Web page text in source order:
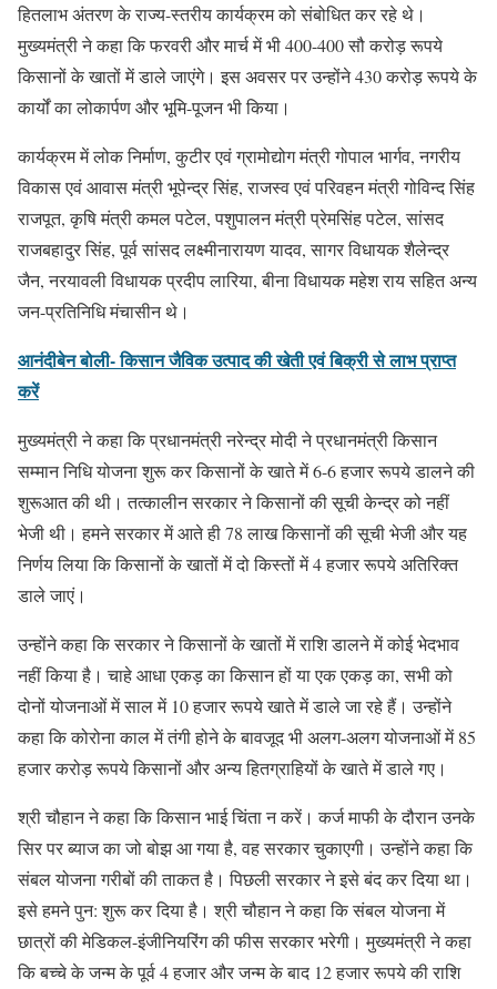
हितलाभ अंतरण के राज्य-स्तरीय कार्यक्रम को संबोधित कर रहे थे।
मुख्यमंत्री ने कहा कि फरवरी और मार्च में भी 400-400 सौ करोड़ रूपये
किसानों के खातों में डाले जाएंगे। इस अवसर पर उन्होंने 430 करोड़ रूपये के
कार्यों का लोकार्पण और भूमि-पूजन भी किया।
कार्यक्रम में लोक निर्माण, कुटीर एवं ग्रामोद्योग मंत्री गोपाल भार्गव, नगरीय
विकास एवं आवास मंत्री भूपेन्द्र सिंह, राजस्व एवं परिवहन मंत्री गोविन्द सिंह
राजपूत, कृषि मंत्री कमल पटेल, पशुपालन मंत्री प्रेमसिंह पटेल, सांसद
राजबहादुर सिंह, पूर्व सांसद लक्ष्मीनारायण यादव, सागर विधायक शैलेन्द्र
जैन, नरयावली विधायक प्रदीप लारिया, बीना विधायक महेश राय सहित अन्य
जन-प्रतिनिधि मंचासीन थे।
आनंदीबेन बोली- किसान जैविक उत्पाद की खेती एवं बिक्री से लाभ प्राप्त
करें
मुख्यमंत्री ने कहा कि प्रधानमंत्री नरेन्द्र मोदी ने प्रधानमंत्री किसान
सम्मान निधि योजना शुरू कर किसानों के खाते में 6-6 हजार रूपये डालने की
शुरूआत की थी। तत्कालीन सरकार ने किसानों की सूची केन्द्र को नहीं
भेजी थी। हमने सरकार में आते ही 78 लाख किसानों की सूची भेजी और यह
निर्णय लिया कि किसानों के खातों में दो किस्तों में 4 हजार रूपये अतिरिक्त
डाले जाएं।
उन्होंने कहा कि सरकार ने किसानों के खातों में राशि डालने में कोई भेदभाव
नहीं किया है। चाहे आधा एकड़ का किसान हों या एक एकड़ का, सभी को
दोनों योजनाओं में साल में 10 हजार रूपये खाते में डाले जा रहे हैं। उन्होंने
कहा कि कोरोना काल में तंगी होने के बावजूद भी अलग-अलग योजनाओं में 85
हजार करोड़ रूपये किसानों और अन्य हितग्राहियों के खाते में डाले गए।
श्री चौहान ने कहा कि किसान भाई चिंता न करें। कर्ज माफी के दौरान उनके
सिर पर ब्याज का जो बोझ आ गया है, वह सरकार चुकाएगी। उन्होंने कहा कि
संबल योजना गरीबों की ताकत है। पिछली सरकार ने इसे बंद कर दिया था।
इसे हमने पुन: शुरू कर दिया है। श्री चौहान ने कहा कि संबल योजना में
छात्रों की मेडिकल-इंजीनियरिंग की फीस सरकार भरेगी। मुख्यमंत्री ने कहा
कि बच्चे के जन्म के पूर्व 4 हजार और जन्म के बाद 12 हजार रूपये की राशि